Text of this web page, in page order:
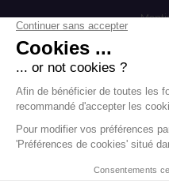
Mentions légales.Contact.